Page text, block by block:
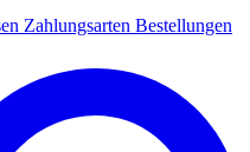
Zahlungsarten Bestellungen